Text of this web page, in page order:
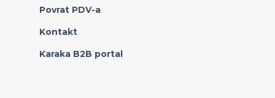
Povrat PDV-a
Kontakt
Karaka B2B portal